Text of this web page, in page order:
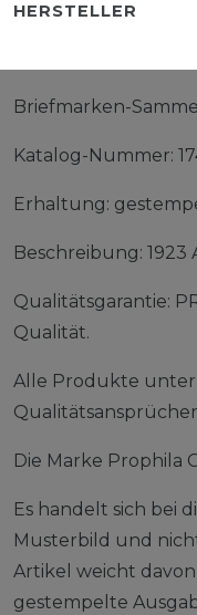
HERSTELLER
Briefmarken-
Katalog-Nummer:
Erhaltung:
Beschreibung: 1923
Qualitätsgarantie:
Qualität.
Alle Produkte
Die Marke Prophila
Es handelt sich bei
Musterbild und
Artikel weicht
gestempelte